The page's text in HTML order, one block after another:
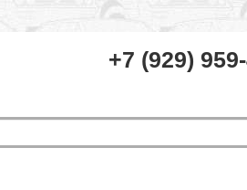
+7 (929)